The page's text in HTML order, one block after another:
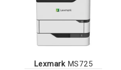
LexmarkMS725